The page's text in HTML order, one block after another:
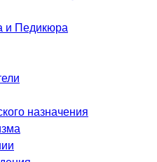
и Педикюра
назначения